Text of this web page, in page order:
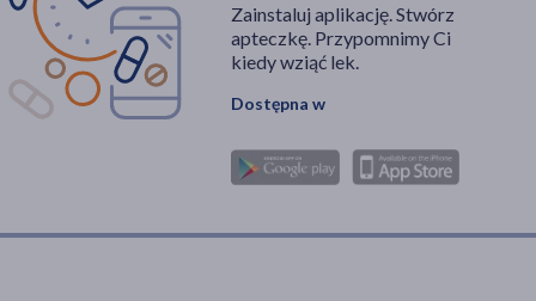
Zainstaluj aplikację. Stwórz
apteczkę. Przypomnimy Ci
kiedy wziąć lek.
Dostępna w